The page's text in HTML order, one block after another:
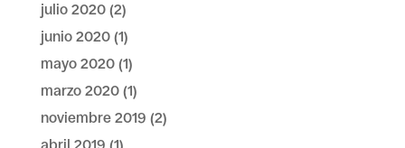
julio 2020(2)
junio 2020(1)
mayo 2020(1)
marzo 2020(1)
noviembre 2019 (2)